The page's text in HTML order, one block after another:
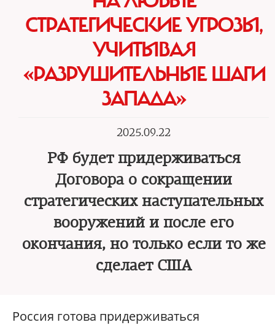
СТРАТЕГИЧЕСКИЕ УГРОЗЫ,
УЧИТЫВАЯ
«РАЗРУШИТЕЛЬНЫЕ ШАГИ
ЗАПАДА»
2025.09.22
РФ будет придерживаться
Договора о сокращении
стратегических наступательных
вооружений и после его
окончания, но только если то же
сделает США
Россия готова придерживаться